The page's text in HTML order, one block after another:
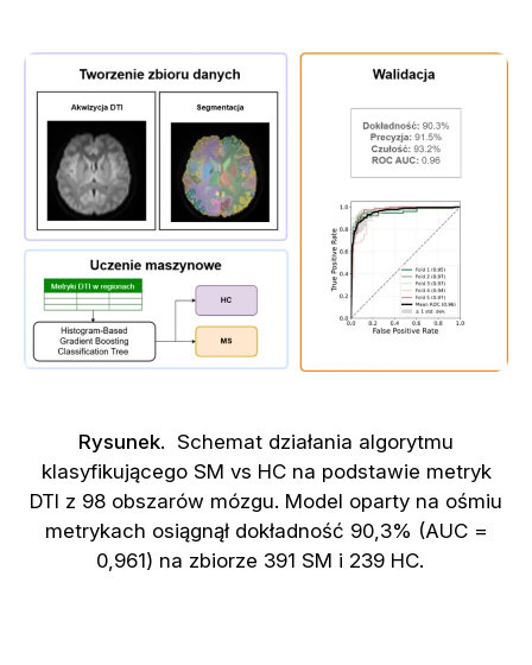
Rysunek. Schemat działania algorytmu
klasyfikującego SM vs HC na podstawie metryk
DTI z 98 obszarów mózgu. Model oparty na ośmiu
metrykach osiągnął dokładność 90,3% (AUC =
0,961) na zbiorze 391 SM i 239 HC.